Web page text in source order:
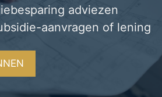
adviezen
aanvragen of lening